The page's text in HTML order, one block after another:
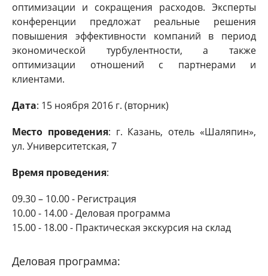
оптимизации и сокращения расходов. Эксперты
конференции предложат реальные решения
повышения эффективности компаний в период
экономической турбулентности, а также
оптимизации отношений с партнерами и
клиентами.
Дата: 15 ноября 2016 г. (вторник)
Место проведения: г. Казань, отель «Шаляпин»,
ул. Университетская, 7
Время проведения:
09.30 – 10.00 - Регистрация
10.00 - 14.00 - Деловая программа
15.00 - 18.00 - Практическая экскурсия на склад
Деловая программа: